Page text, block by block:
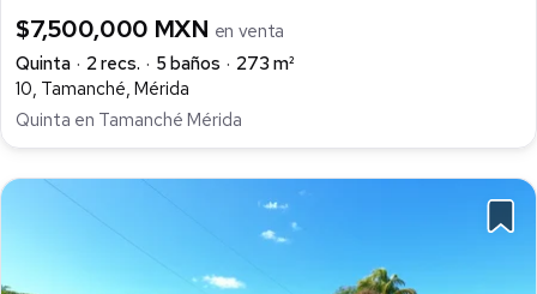
$7,500,000 MXN en venta
Quinta
2 recs. 5 baños
273 m²
10, Tamanché, Mérida
Quinta en Tamanché Mérida